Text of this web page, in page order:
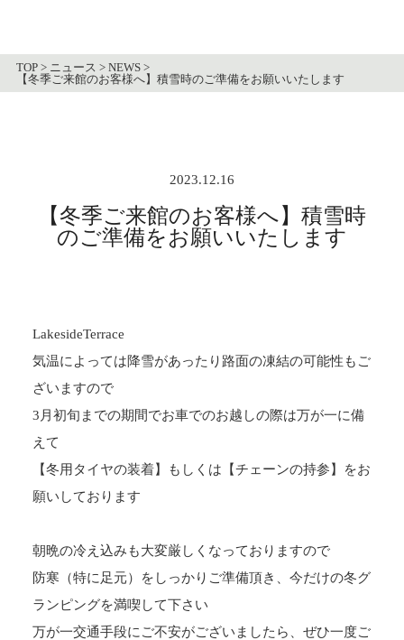
TOP > ニュース >NEWS >
【冬季ご来館のお客様へ】積雪時のご準備をお願いいたします
2023.12.16
【冬季ご来館のお客様へ】積雪時
のご準備をお願いいたします
LakesideTerrace
気温によっては降雪があったり路面の凍結の可能性もご
ざいますので
3月初旬までの期間でお車でのお越しの際は万が一に備
えて
【冬用タイヤの装着】もしくは【チェーンの持参】をお
願いしております
朝晩の冷え込みも大変厳しくなっておりますので
防寒（特に足元）をしっかりご準備頂き、今だけの冬グ
ランピングを満喫して下さい
万が一交通手段にご不安がございましたら、ぜひ一度ご